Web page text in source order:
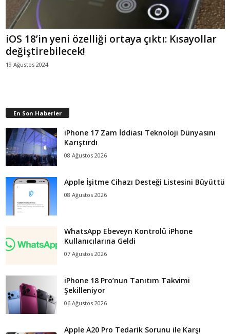
iOS 18’in yeni özelliği ortaya çıktı: Kısayollar
değiştirebilecek!
19 Ağustos 2024
En Son Haberler
iPhone 17 Zam İddiası Teknoloji Dünyasını
Karıştırdı
08 Ağustos 2026
Apple İşitme Cihazı Desteği Listesini Büyüttü
08 Ağustos 2026
WhatsApp Ebeveyn Kontrolü iPhone
Kullanıcılarına Geldi
07 Ağustos 2026
iPhone 18 Pro’nun Tanıtım Takvimi
Şekilleniyor
06 Ağustos 2026
Apple A20 Pro Tedarik Sorunu ile Karşı